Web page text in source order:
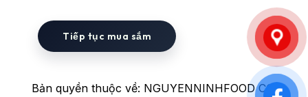
Tiếp tục mua sắm
Bản quyền thuộc về: NGUYENNINHFOOD CO.